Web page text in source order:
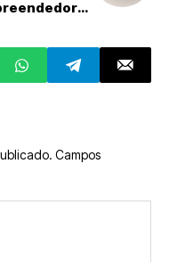
na Royal Face
Campos